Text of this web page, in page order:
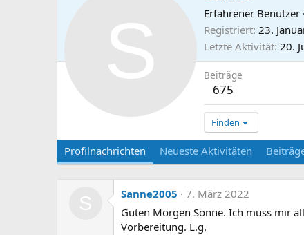
S Erfahrener Benutzer ·
Registriert 23.
Letzte Aktivität 20.
Beiträge
675
Finden
Profilnachrichten Neueste Aktivitäten
S Sanne2005
7. März 2022
Guten Morgen Sonne. Ich muss mir
Vorbereitung. L.g.